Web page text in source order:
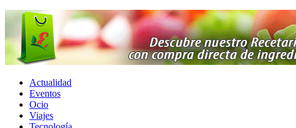
Actualidad
Eventos
Ocio
Viajes